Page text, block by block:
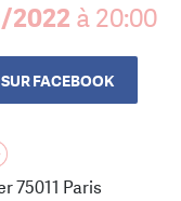
2022 à 20:00
FACEBOOK
75011 Paris